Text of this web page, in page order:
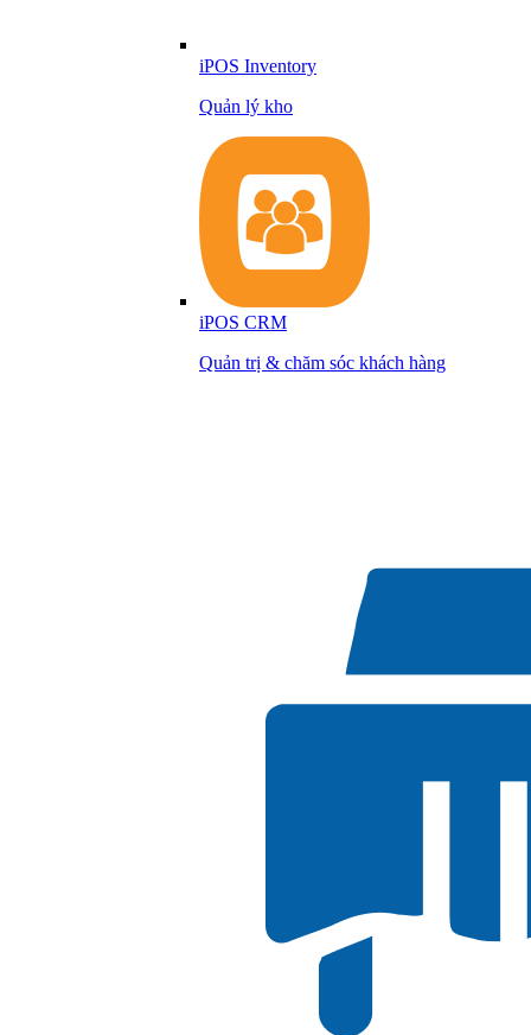
iPOS Inventory
Quản lý kho
iPOS CRM
Quản trị & chăm sóc khách hàng